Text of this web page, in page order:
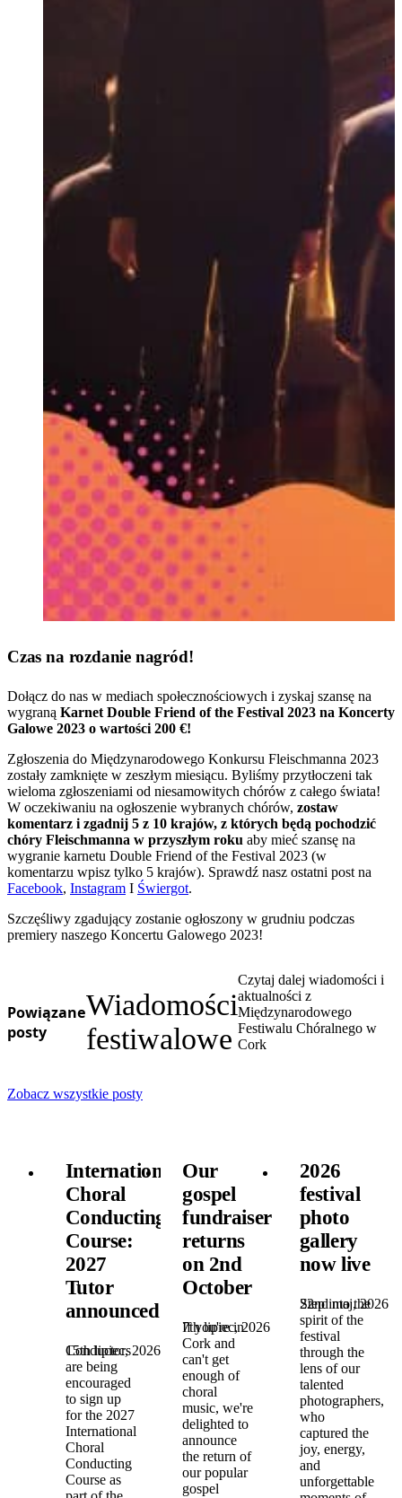
Czas na rozdanie nagród!
Dołącz do nas w mediach społecznościowych i zyskaj szansę na
wygraną Karnet Double Friend of the Festival 2023 na Koncerty
Galowe 2023 o wartości 200 €!
Zgłoszenia do Międzynarodowego Konkursu Fleischmanna 2023
zostały zamknięte w zeszłym miesiącu. Byliśmy przytłoczeni tak
wieloma zgłoszeniami od niesamowitych chórów z całego świata!
W oczekiwaniu na ogłoszenie wybranych chórów, zostaw
komentarz i zgadnij 5 z 10 krajów, z których będą pochodzić
chóry Fleischmanna w przyszłym roku aby mieć szansę na
wygranie karnetu Double Friend of the Festival 2023 (w
komentarzu wpisz tylko 5 krajów). Sprawdź nasz ostatni post na
Facebook, Instagram I Świergot.
Szczęśliwy zgadujący zostanie ogłoszony w grudniu podczas
premiery naszego Koncertu Galowego 2023!
Powiązane
posty
Wiadomości
festiwalowe
Czytaj dalej wiadomości i
aktualności z
Międzynarodowego
Festiwalu Chóralnego w
Cork
Zobacz wszystkie posty
International
Choral
Conducting
Course:
2027
Tutor
announced!
15th lipiec, 2026
Conductors
are being
encouraged
to sign up
for the 2027
International
Choral
Conducting
Course as
Our
gospel
fundraiser
returns
on 2nd
October
7th lipiec, 2026
If you're in
Cork and
can't get
enough of
choral
music, we're
delighted to
announce
the return of
our popular
gospel
2026
festival
photo
gallery
now live
22nd maj, 2026
Step into the
spirit of the
festival
through the
lens of our
talented
photographers,
who
captured the
joy, energy,
and
unforgettable